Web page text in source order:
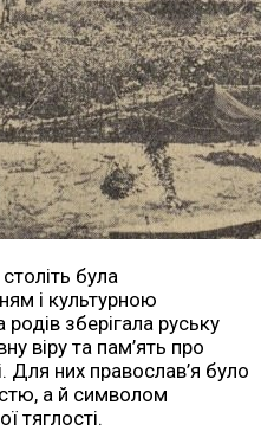
була
і культурною
зберігала руську
віру та пам’ять про
Для них православ’я було
а й символом
тяглості.